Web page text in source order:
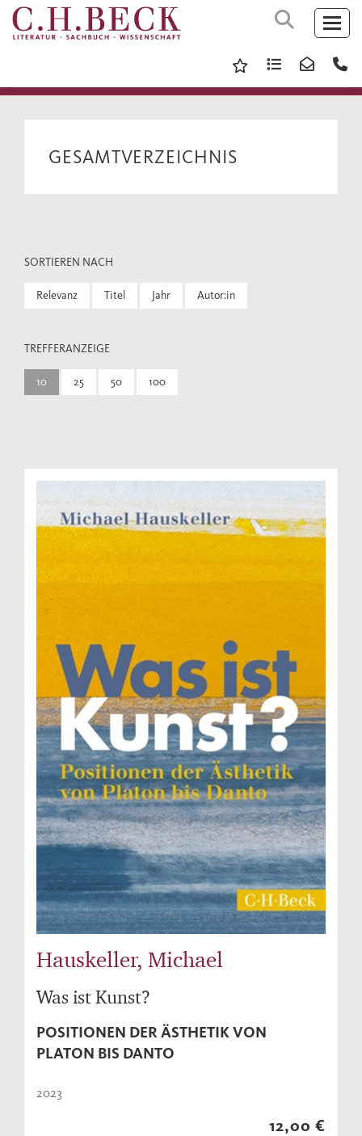
GESAMTVERZEICHNIS
SORTIEREN NACH
Relevanz Titel Jahr Autor:in
TREFFERANZEIGE
10 25 50 100
Hauskeller, Michael
Was ist Kunst?
POSITIONEN DER ÄSTHETIK VON
PLATON BIS DANTO
2023
12,00 €